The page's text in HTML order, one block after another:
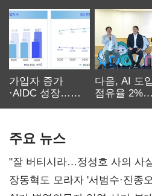
가입자 증가
·AIDC 성장…
다음, AI 도
점유율 2%…
주요 뉴스
"잘 버티시라…정성호 사의 사
장동혁도 모라자 '서범수·진종